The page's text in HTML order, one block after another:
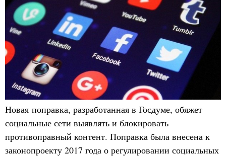
Новая поправка, разработанная в Госдуме, обяжет
социальные сети выявлять и блокировать
противоправный контент. Поправка была внесена к
законопроекту 2017 года о регулировании социальных